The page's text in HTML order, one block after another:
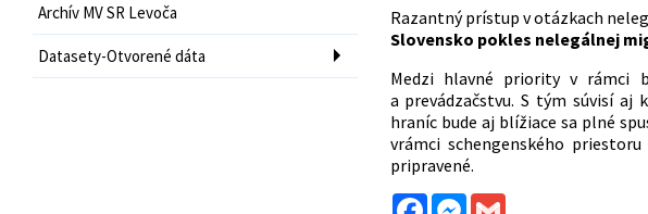
Archív MV SR Levoča
Datasety-Otvorené dáta
Razantný prístup v otázkach
Slovensko pokles nelegálnej
Medzi hlavné priority v rámci
a prevádzačstvu. S tým súvisí
hraníc bude aj blížiace sa plné
vrámci schengenského
pripravené.
FacebookMessenger
Gmail